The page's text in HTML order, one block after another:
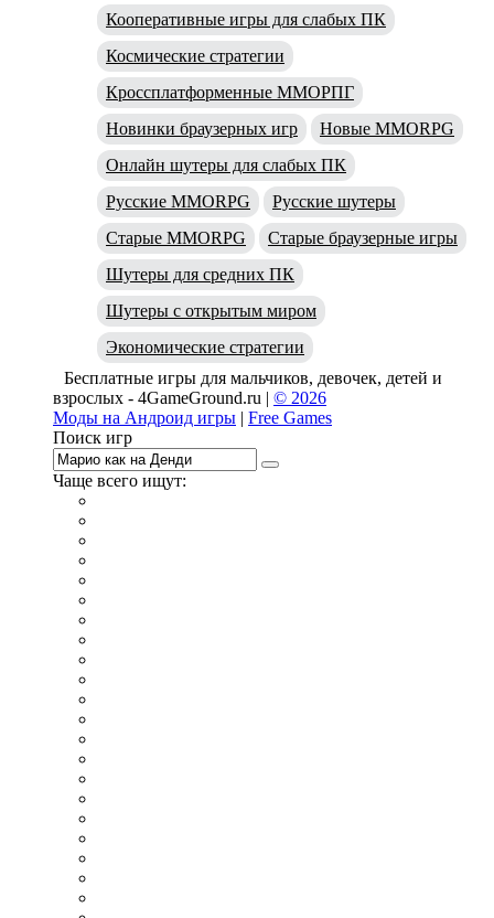
Кооперативные игры для слабых ПК
Космические стратегии
Кроссплатформенные ММОРПГ
Новинки браузерных игр
Новые MMORPG
Онлайн шутеры для слабых ПК
Русские MMORPG
Русские шутеры
Старые MMORPG
Старые браузерные игры
Шутеры для средних ПК
Шутеры с открытым миром
Экономические стратегии
Бесплатные игры для мальчиков, девочек, детей и
взрослых - 4GameGround.ru | © 2026
Моды на Андроид игры | Free Games
Поиск игр
Чаще всего ищут: